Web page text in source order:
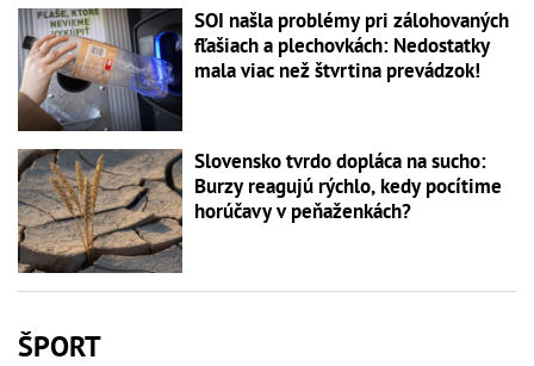
SOI našla problémy pri zálohovaných
fľašiach a plechovkách: Nedostatky
mala viac než štvrtina prevádzok!
Slovensko tvrdo dopláca na sucho:
Burzy reagujú rýchlo, kedy pocítime
horúčavy v peňaženkách?
ŠPORT